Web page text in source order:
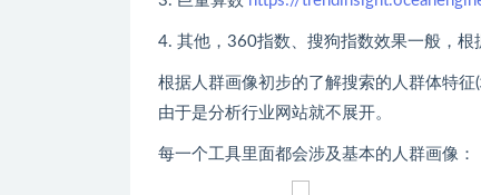
4. 其他，360指数、搜狗指数效果一般，根
根据人群画像初步的了解搜索的人群体特
由于是分析行业网站就不展开。
每一个工具里面都会涉及基本的人群画像：